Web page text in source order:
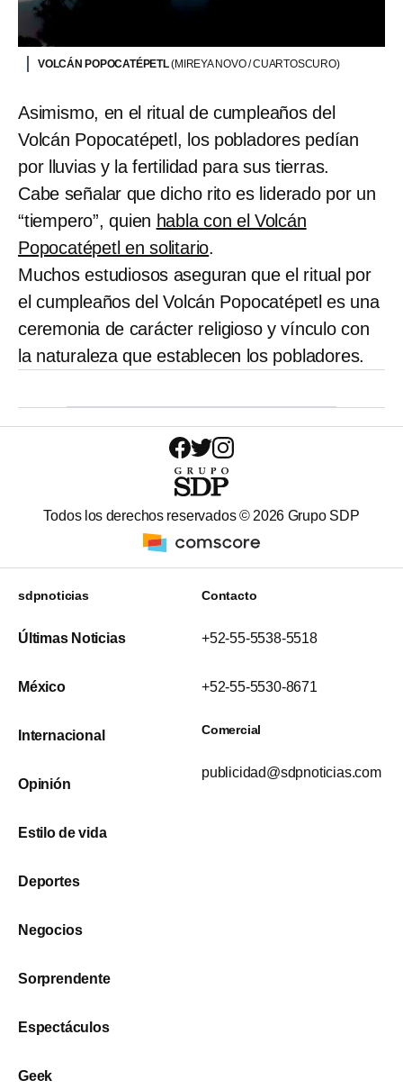
VOLCÁN POPOCATÉPETL(MIREYA NOVO / CUARTOSCURO)
Asimismo, en el ritual de cumpleaños del
Volcán Popocatépetl, los pobladores pedían
por lluvias y la fertilidad para sus tierras.
Cabe señalar que dicho rito es liderado por un
“tiempero”, quien habla con el Volcán
Popocatépetl en solitario.
Muchos estudiosos aseguran que el ritual por
el cumpleaños del Volcán Popocatépetl es una
ceremonia de carácter religioso y vínculo con
la naturaleza que establecen los pobladores.
Todos los derechos reservados © 2026 Grupo SDP
sdpnoticias
Últimas Noticias
México
Internacional
Opinión
Estilo de vida
Deportes
Negocios
Sorprendente
Espectáculos
Geek
Contacto
+52-55-5538-5518
+52-55-5530-8671
Comercial
publicidad@sdpnoticias.com